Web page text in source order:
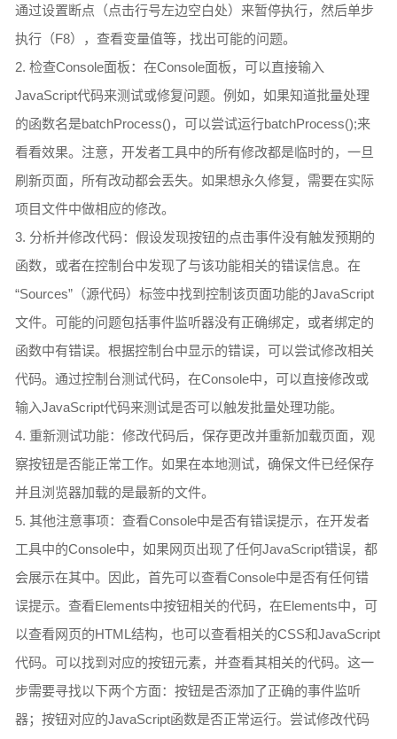
通过设置断点（点击行号左边空白处）来暂停执行，然后单步
执行（F8），查看变量值等，找出可能的问题。
2. 检查Console面板：在Console面板，可以直接输入
JavaScript代码来测试或修复问题。例如，如果知道批量处理
的函数名是batchProcess()，可以尝试运行batchProcess();来
看看效果。注意，开发者工具中的所有修改都是临时的，一旦
刷新页面，所有改动都会丢失。如果想永久修复，需要在实际
项目文件中做相应的修改。
3. 分析并修改代码：假设发现按钮的点击事件没有触发预期的
函数，或者在控制台中发现了与该功能相关的错误信息。在
“Sources”（源代码）标签中找到控制该页面功能的JavaScript
文件。可能的问题包括事件监听器没有正确绑定，或者绑定的
函数中有错误。根据控制台中显示的错误，可以尝试修改相关
代码。通过控制台测试代码，在Console中，可以直接修改或
输入JavaScript代码来测试是否可以触发批量处理功能。
4. 重新测试功能：修改代码后，保存更改并重新加载页面，观
察按钮是否能正常工作。如果在本地测试，确保文件已经保存
并且浏览器加载的是最新的文件。
5. 其他注意事项：查看Console中是否有错误提示，在开发者
工具中的Console中，如果网页出现了任何JavaScript错误，都
会展示在其中。因此，首先可以查看Console中是否有任何错
误提示。查看Elements中按钮相关的代码，在Elements中，可
以查看网页的HTML结构，也可以查看相关的CSS和JavaScript
代码。可以找到对应的按钮元素，并查看其相关的代码。这一
步需要寻找以下两个方面：按钮是否添加了正确的事件监听
器；按钮对应的JavaScript函数是否正常运行。尝试修改代码